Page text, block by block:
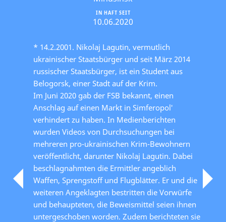
IN HAFT SEIT
10.06.2020
* 14.2.2001. Nikolaj Lagutin, vermutlich
ukrainischer Staatsbürger und seit März 2014
russischer Staatsbürger, ist ein Student aus
Belogorsk, einer Stadt auf der Krim.
Im Juni 2020 gab der FSB bekannt, einen
Anschlag auf einen Markt in Simferopol′
verhindert zu haben. In Medienberichten
wurden Videos von Durchsuchungen bei
mehreren pro-ukrainischen Krim-Bewohnern
veröffentlicht, darunter Nikolaj Lagutin. Dabei
beschlagnahmten die Ermittler angeblich
Waffen, Sprengstoff und Flugblätter. Er und die
weiteren Angeklagten bestritten die Vorwürfe
und behaupteten, die Beweismittel seien ihnen
untergeschoben worden. Zudem berichteten sie